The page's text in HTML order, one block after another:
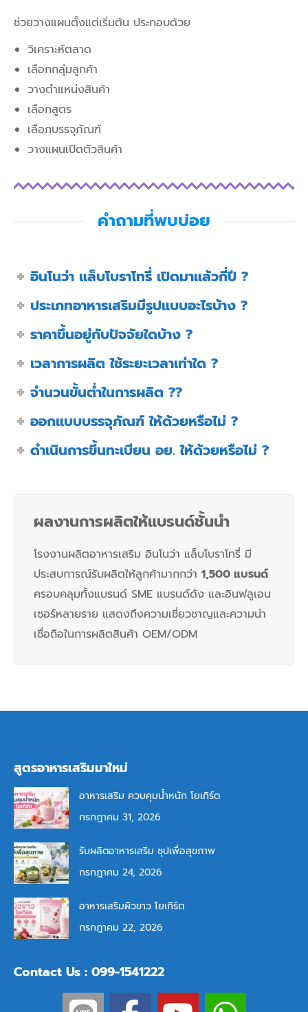
ช่วยวางแผนตั้งแต่เริ่มต้น ประกอบด้วย
วิเคราะห์ตลาด
เลือกกลุ่มลูกค้า
วางตำแหน่งสินค้า
เลือกสูตร
เลือกบรรจุภัณฑ์
วางแผนเปิดตัวสินค้า
คำถามที่พบบ่อย
อินโนว่า แล็บโบราโทรี่ เปิดมาแล้วกี่ปี ?
ประเภทอาหารเสริมมีรูปแบบอะไรบ้าง ?
ราคาขึ้นอยู่กับปัจจัยใดบ้าง ?
เวลาการผลิต ใช้ระยะเวลาเท่าใด ?
จำนวนขั้นต่ำในการผลิต ??
ออกแบบบรรจุภัณฑ์ ให้ด้วยหรือไม่ ?
ดำเนินการขึ้นทะเบียน อย. ให้ด้วยหรือไม่ ?
ผลงานการผลิตให้แบรนด์ชั้นนำ
โรงงานผลิตอาหารเสริม อินโนว่า แล็บโบราโทรี่ มี
ประสบการณ์รับผลิตให้ลูกค้ามากกว่า 1,500 แบรนด์
ครอบคลุมทั้งแบรนด์ SME แบรนด์ดัง และอินฟลูเอน
เซอร์หลายราย แสดงถึงความเชี่ยวชาญและความน่า
เชื่อถือในการผลิตสินค้า OEM/ODM
สูตรอาหารเสริมมาใหม่
อาหารเสริม ควบคุมน้ำหนัก โยเกิร์ต
กรกฎาคม 31, 2026
รับผลิตอาหารเสริม ซุปเพื่อสุขภาพ
กรกฎาคม 24, 2026
อาหารเสริมผิวขาว โยเกิร์ต
กรกฎาคม 22, 2026
Contact Us : 099-1541222